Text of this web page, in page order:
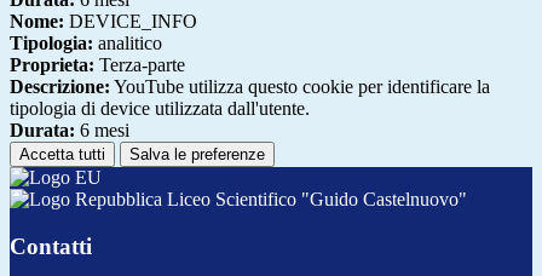
Nome: DEVICE_INFO
Tipologia: analitico
Proprieta: Terza-parte
Descrizione: YouTube utilizza questo cookie per identificare la
tipologia di device utilizzata dall'utente.
Durata: 6 mesi
Accetta tutti Salva le preferenze
Liceo Scientifico "Guido Castelnuovo"
Contatti